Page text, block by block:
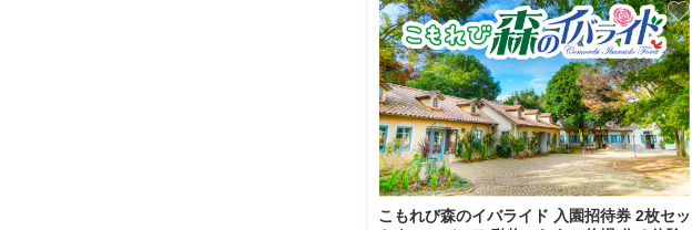
こもれび森のイバライド 入園招待券 2枚セッ